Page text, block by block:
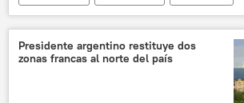
Enrique Peña Nieto
Rex Tillerson
comercio
migración
seguridad
noticias
Presidente argentino restituye dos
zonas francas al norte del país